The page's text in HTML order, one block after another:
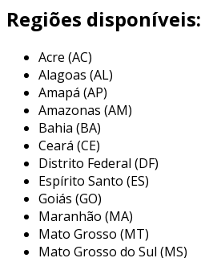
abastecimento de água,
por serem resistentes a
ambientais e agentes químicos.
essas empresas produzem
dimensões e espessuras,
ampla variedade de usos. além
indústrias que trabalham com
polietileno frequentemente
adicionais, como corte,
atendendo às necessidades
clientes.
principais aplicações de
Regiões disponíveis:
Acre (AC)
Alagoas (AL)
Amapá (AP)
Amazonas (AM)
Bahia (BA)
Ceará (CE)
Distrito Federal (DF)
Espírito Santo (ES)
Goiás (GO)
Maranhão (MA)
Mato Grosso (MT)
Mato Grosso do Sul (MS)